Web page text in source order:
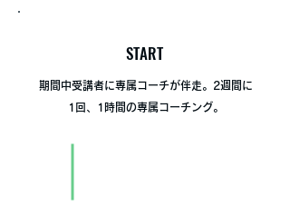
START
期間中受講者に専属コーチが伴走。2週間に
1回、1時間の専属コーチング。